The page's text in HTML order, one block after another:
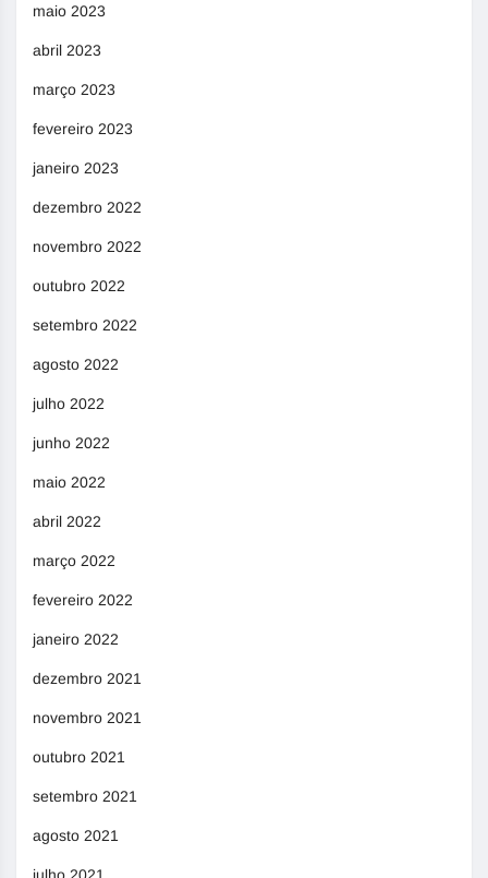
maio 2023
abril 2023
março 2023
fevereiro 2023
janeiro 2023
dezembro 2022
novembro 2022
outubro 2022
setembro 2022
agosto 2022
julho 2022
junho 2022
maio 2022
abril 2022
março 2022
fevereiro 2022
janeiro 2022
dezembro 2021
novembro 2021
outubro 2021
setembro 2021
agosto 2021
julho 2021